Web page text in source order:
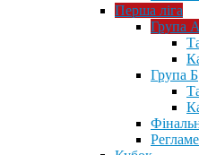
Перша ліга
Група А
Група Б